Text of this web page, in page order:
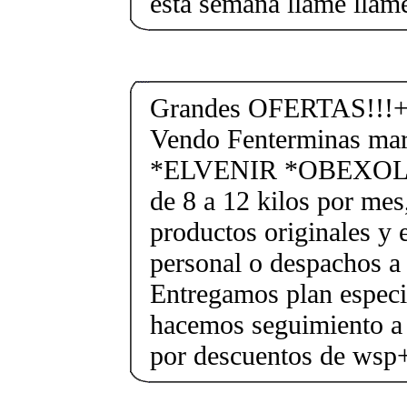
Grandes
Vendo Fenterminas
*ELVENIR
de 8 a 12 kilos por
productos originales y
personal o despachos
Entregamos plan
hacemos seguimiento
por descuentos de